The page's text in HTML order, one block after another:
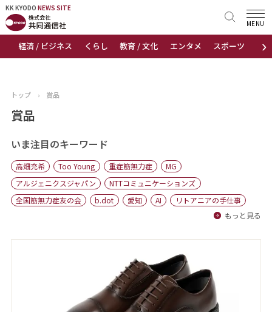
KK KYODO NEWS SITE
›
経済 / ビジネス くらし 教育 / 文化 エンタメ スポーツ 地域
MENU
KK KYODONEWS SITE
トップページ
ニュース
おすすめコンテンツ
出版物
会社概要
トップ › 賞品
賞品
いま注目のキーワード
高畑充希 Too Young 重症筋無力症
MG
アルジェニクスジャパン
NTTコミュニケーションズ
全国筋無力症友の会
b.dot 愛知 AI
リトアニアの手仕事
もっと見る